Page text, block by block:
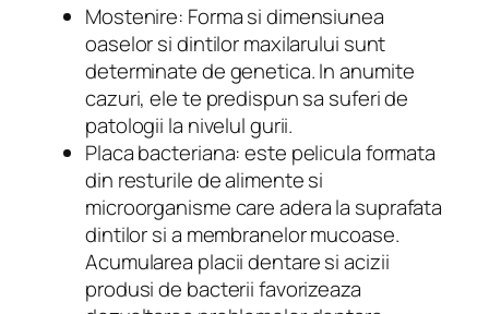
Mostenire: Forma si dimensiunea
oaselor si dintilor maxilarului sunt
determinate de genetica. In anumite
cazuri, ele te predispun sa suferi de
patologii la nivelul gurii.
Placa bacteriana: este pelicula formata
din resturile de alimente si
microorganisme care adera la suprafata
dintilor si a membranelor mucoase.
Acumularea placii dentare si acizii
produsi de bacterii favorizeaza